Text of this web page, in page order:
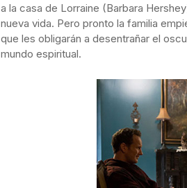
a la casa de Lorraine (Barbara
nueva vida. Pero pronto la familia
que les obligarán a desentrañar el
mundo espiritual.